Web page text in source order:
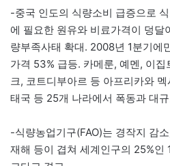
-중국 인도의 식량소비 급증으로
에 필요한 원유와 비료가격이 덩달
량부족사태 확대. 2008년 1분기에
가격 53% 급등. 카메룬, 예멘, 이
크, 코트디부아르 등 아프리카와
태국 등 25개 나라에서 폭동과 대
-식량농업기구(FAO)는 경작지 감
재해 등이 겹쳐 세계인구의 25%인